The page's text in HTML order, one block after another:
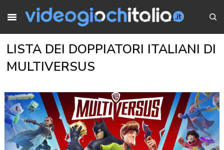
LISTA DEI DOPPIATORI ITALIANI DI
MULTIVERSUS